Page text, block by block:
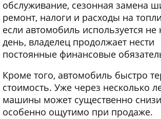
обслуживание, сезонная замена
ремонт, налоги и расходы на
если автомобиль используется
день, владелец продолжает нести
постоянные финансовые
Кроме того, автомобиль быстро
стоимость. Уже через несколько
машины может существенно
особенно ощутимо при продаже.